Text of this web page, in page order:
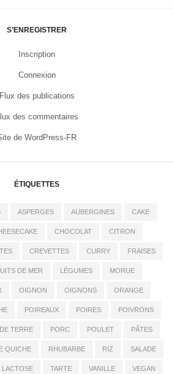
S’ENREGISTRER
Inscription
Connexion
Flux des publications
des commentaires
de WordPress-FR
ÉTIQUETTES
ASPERGES AUBERGINES CAKE
CHOCOLAT CITRON
CREVETTES CURRY FRAISES
DE MER LÉGUMES MORUE
OIGNON OIGNONS ORANGE
POIREAUX POIRES POIVRONS
TERRE PORC POULET PÂTES
QUICHE RHUBARBE RIZ SALADE
LACTOSE TARTE VANILLE VEGAN